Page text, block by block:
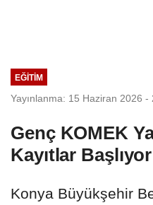
EĞİTİM
Yayınlanma: 15 Haziran 2026 -
Genç KOMEK
Kayıtlar Başlıyor
Konya Büyükşehir